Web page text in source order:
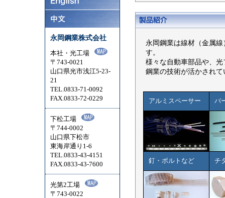
永岡鋼業株式会社
本社・光工場
〒743-0021
山口県光市浅江5-23-
21
TEL.0833-71-0092
FAX.0833-72-0229
下松工場
〒744-0002
山口県下松市
東海岸通り1-6
TEL.0833-43-4151
FAX.0833-43-7600
光第2工場
〒743-0022
永岡鋼業は線材（金属
す。
様々な自動車部品や、
鋼業の技術が活かされて
アルミスペーサー バ
釘・ボルトなど チ